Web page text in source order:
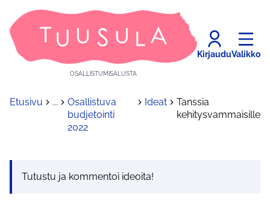
OSALLISTUMISALUSTA
KirjauduValikko
Etusivu ...
Osallistuva
budjetointi
2022
Ideat
Tanssia
kehitysvammaisille
Tutustu ja kommentoi ideoita!